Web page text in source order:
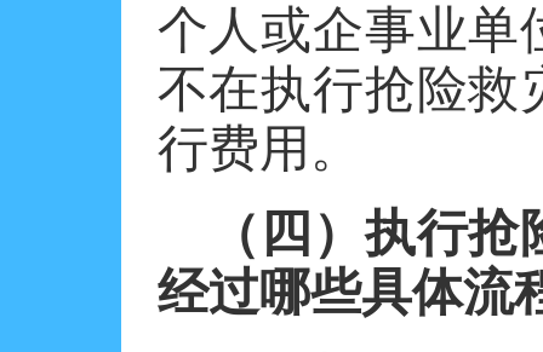
个人或企事业单
不在执行抢险救
行费用。
（四）执行
经过哪些具体流